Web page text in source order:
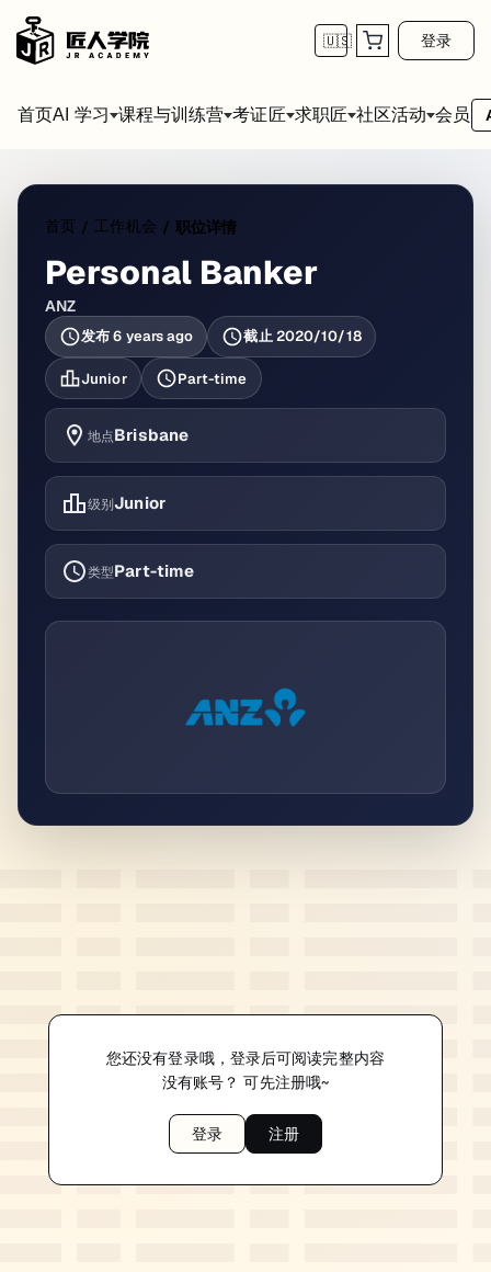
🇺🇸 登录
首页AI 学习 课程与训练营 考证匠 求职匠 社区活动 会员
首页 / 工作机会 / 职位详情
Personal Banker
ANZ
发布6 years ago 截止2020/10/18
Junior Part-time
地点Brisbane
级别Junior
类型Part-time
您还没有登录哦，登录后可阅读完整内容
没有账号？ 可先注册哦~
登录 注册